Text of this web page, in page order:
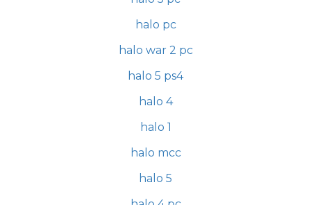
halo pc
halo war 2 pc
halo 5 ps4
halo 4
halo 1
halo mcc
halo 5